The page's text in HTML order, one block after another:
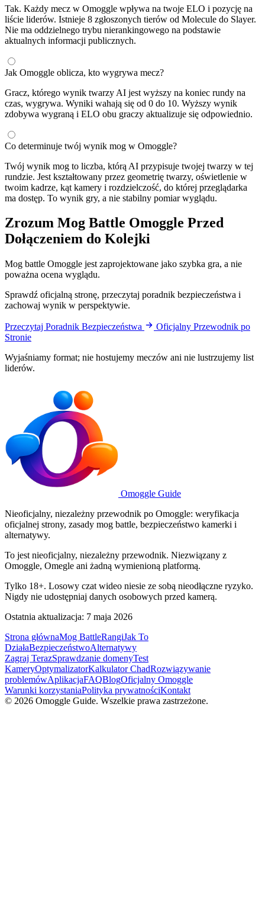
Tak. Każdy mecz w Omoggle wpływa na twoje ELO i pozycję na
liście liderów. Istnieje 8 zgłoszonych tierów od Molecule do Slayer.
Nie ma oddzielnego trybu nierankingowego na podstawie
aktualnych informacji publicznych.
Jak Omoggle oblicza, kto wygrywa mecz?
Gracz, którego wynik twarzy AI jest wyższy na koniec rundy na
czas, wygrywa. Wyniki wahają się od 0 do 10. Wyższy wynik
zdobywa wygraną i ELO obu graczy aktualizuje się odpowiednio.
Co determinuje twój wynik mog w Omoggle?
Twój wynik mog to liczba, którą AI przypisuje twojej twarzy w tej
rundzie. Jest kształtowany przez geometrię twarzy, oświetlenie w
twoim kadrze, kąt kamery i rozdzielczość, do której przeglądarka
ma dostęp. To wynik gry, a nie stabilny pomiar wyglądu.
Zrozum Mog Battle Omoggle Przed
Dołączeniem do Kolejki
Mog battle Omoggle jest zaprojektowane jako szybka gra, a nie
poważna ocena wyglądu.
Sprawdź oficjalną stronę, przeczytaj poradnik bezpieczeństwa i
zachowaj wynik w perspektywie.
Przeczytaj Poradnik Bezpieczeństwa
Oficjalny Przewodnik po
Stronie
Wyjaśniamy format; nie hostujemy meczów ani nie lustrzujemy list
liderów.
Omoggle Guide
Nieoficjalny, niezależny przewodnik po Omoggle: weryfikacja
oficjalnej strony, zasady mog battle, bezpieczeństwo kamerki i
alternatywy.
To jest nieoficjalny, niezależny przewodnik. Niezwiązany z
Omoggle, Omegle ani żadną wymienioną platformą.
Tylko 18+. Losowy czat wideo niesie ze sobą nieodłączne ryzyko.
Nigdy nie udostępniaj danych osobowych przed kamerą.
Ostatnia aktualizacja: 7 maja 2026
Strona głównaMog BattleRangiJak To
DziałaBezpieczeństwoAlternatywy
Zagraj TerazSprawdzanie domenyTest
KameryOptymalizatorKalkulator ChadRozwiązywanie
problemówAplikacjaFAQBlogOficjalny Omoggle
Warunki korzystaniaPolityka prywatnościKontakt
© 2026 Omoggle Guide. Wszelkie prawa zastrzeżone.